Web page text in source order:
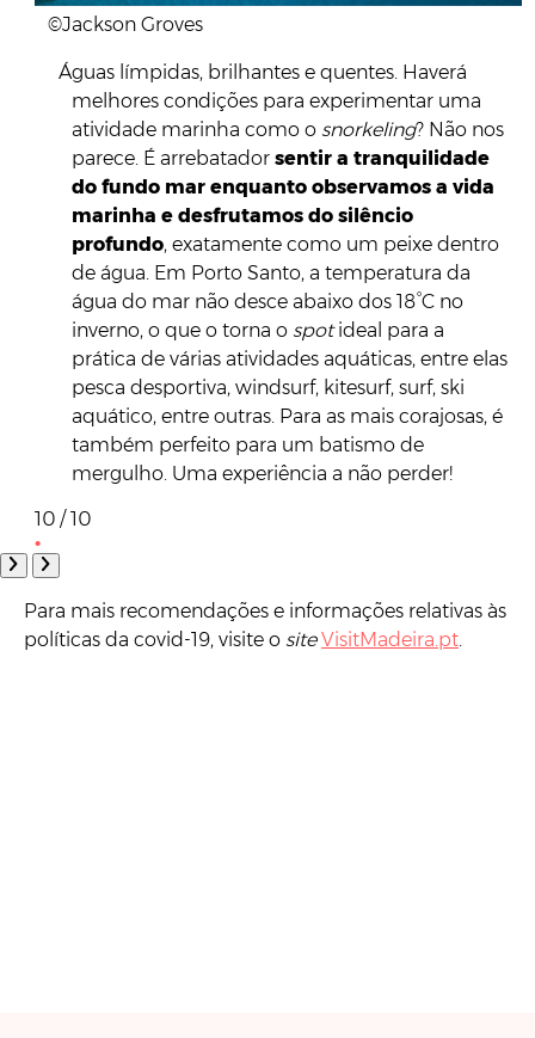
©Jackson Groves
Águas límpidas, brilhantes e quentes. Haverá
melhores condições para experimentar uma
atividade marinha como o snorkeling? Não nos
parece. É arrebatador sentir a tranquilidade
do fundo mar enquanto observamos a vida
marinha e desfrutamos do silêncio
profundo, exatamente como um peixe dentro
de água. Em Porto Santo, a temperatura da
água do mar não desce abaixo dos 18°C no
inverno, o que o torna o spotideal para a
prática de várias atividades aquáticas, entre elas
pesca desportiva, windsurf, kitesurf, surf, ski
aquático, entre outras. Para as mais corajosas, é
também perfeito para um batismo de
mergulho. Uma experiência a não perder!
10 / 10
Para mais recomendações e informações relativas às
políticas da covid-19, visite o site VisitMadeira.pt.